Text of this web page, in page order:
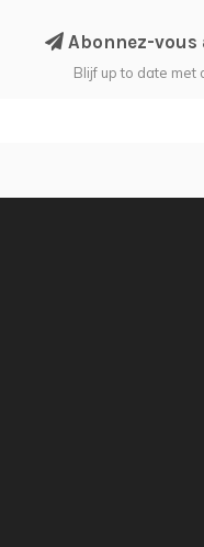
Abonnez-
Blijf up to date met